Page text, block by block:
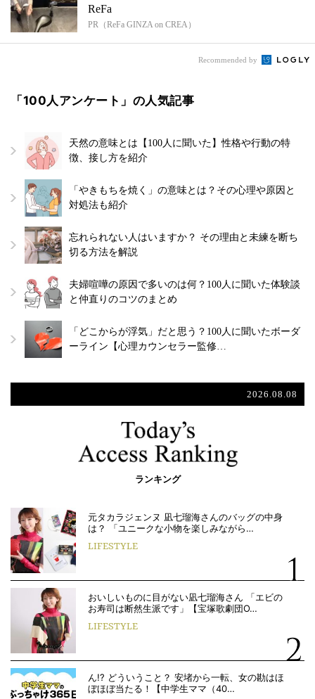
ReFa
PR（ReFa GINZA on CREA）
Recommended by
「100人アンケート」の人気記事
天然の意味とは【100人に聞いた】性格や行動の特
徴、接し方を紹介
「やきもちを焼く」の意味とは？その心理や原因と
対処法も紹介
忘れられない人はいますか？ その理由と未練を断ち
切る方法を解説
夫婦喧嘩の原因で多いのは何？100人に聞いた体験談
と仲直りのコツのまとめ
「どこからが浮気」だと思う？100人に聞いたボーダ
ーライン【心理カウンセラー監修…
2026.08.08
ランキング
元タカラジェンヌ 凪七瑠海さんのバッグの中身
は？ 「ユニークな小物を楽しみながら…
LIFESTYLE
おいしいものに目がない凪七瑠海さん 「エビの
お寿司は断然生派です」【宝塚歌劇団O…
LIFESTYLE
ん!? どういうこと？ 安堵から一転、女の勘はほ
ぼほぼ当たる！【中学生ママ（40…